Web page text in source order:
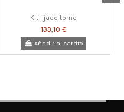
Kit lijado torno
133,10 €
Añadir al carrito